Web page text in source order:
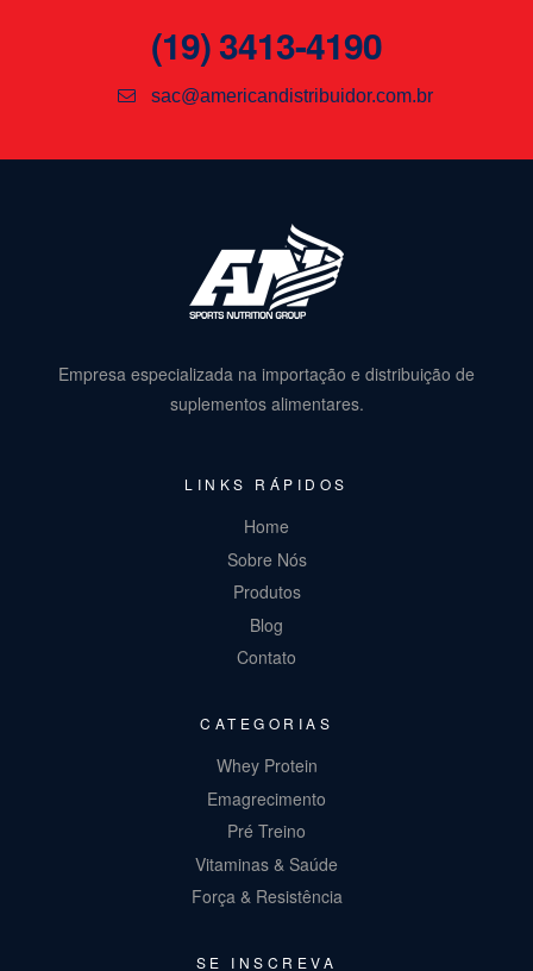
(19) 3413-4190
sac@americandistribuidor.com.br
Empresa especializada na importação e distribuição de
suplementos alimentares.
LINKS RÁPIDOS
Home
Sobre Nós
Produtos
Blog
Contato
CATEGORIAS
Whey Protein
Emagrecimento
Pré Treino
Vitaminas & Saúde
Força & Resistência
SE INSCREVA